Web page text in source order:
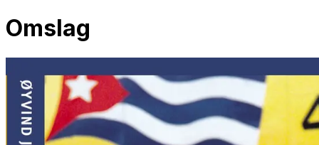
Omslag